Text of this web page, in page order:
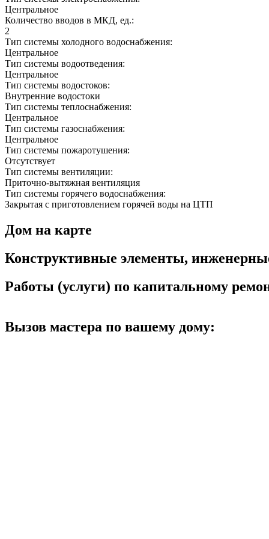
Центральное
Количество вводов в МКД, ед.:
2
Тип системы холодного водоснабжения:
Центральное
Тип системы водоотведения:
Центральное
Тип системы водостоков:
Внутренние водостоки
Тип системы теплоснабжения:
Центральное
Тип системы газоснабжения:
Центральное
Тип системы пожаротушения:
Отсутствует
Тип системы вентиляции:
Приточно-вытяжная вентиляция
Тип системы горячего водоснабжения:
Закрытая с приготовлением горячей воды на ЦТП
Дом на карте
Конструктивные элементы,
Работы (услуги) по капитальному
Вызов мастера по вашему дому: